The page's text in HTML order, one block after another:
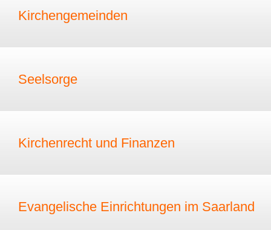
Kirchengemeinden
Seelsorge
Kirchenrecht und Finanzen
Evangelische Einrichtungen im Saarland